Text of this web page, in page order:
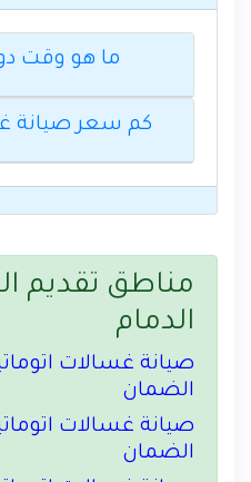
ما هو وقت
كم سعر صيانة
مناطق تقديم
الدمام
صيانة غسالات
الضمان
صيانة غسالات
الضمان